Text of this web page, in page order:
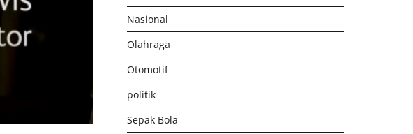
Nasional
Olahraga
Otomotif
politik
Sepak Bola